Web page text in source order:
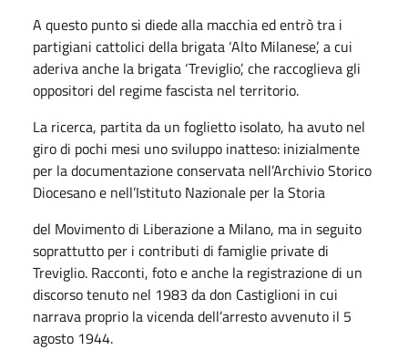
A questo punto si diede alla macchia ed entrò tra i
partigiani cattolici della brigata ‘Alto Milanese’, a cui
aderiva anche la brigata ‘Treviglio’, che raccoglieva gli
oppositori del regime fascista nel territorio.
La ricerca, partita da un foglietto isolato, ha avuto nel
giro di pochi mesi uno sviluppo inatteso: inizialmente
per la documentazione conservata nell’Archivio Storico
Diocesano e nell’Istituto Nazionale per la Storia
del Movimento di Liberazione a Milano, ma in seguito
soprattutto per i contributi di famiglie private di
Treviglio. Racconti, foto e anche la registrazione di un
discorso tenuto nel 1983 da don Castiglioni in cui
narrava proprio la vicenda dell’arresto avvenuto il 5
agosto 1944.